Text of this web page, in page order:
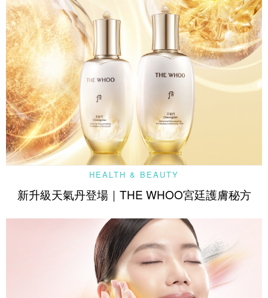
HEALTH & BEAUTY
新升級天氣丹登場｜THE WHOO宮廷護膚秘方